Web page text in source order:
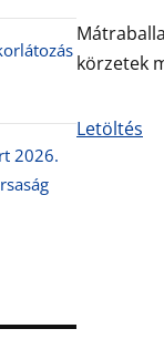
2026.
körzetek
Letöltés